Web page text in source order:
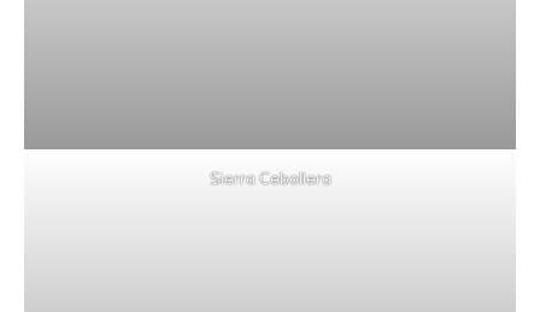
Sierra Cebollera